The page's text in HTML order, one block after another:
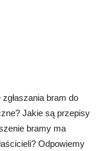
bram do
Jakie są przepisy
bramy ma
Odpowiemy